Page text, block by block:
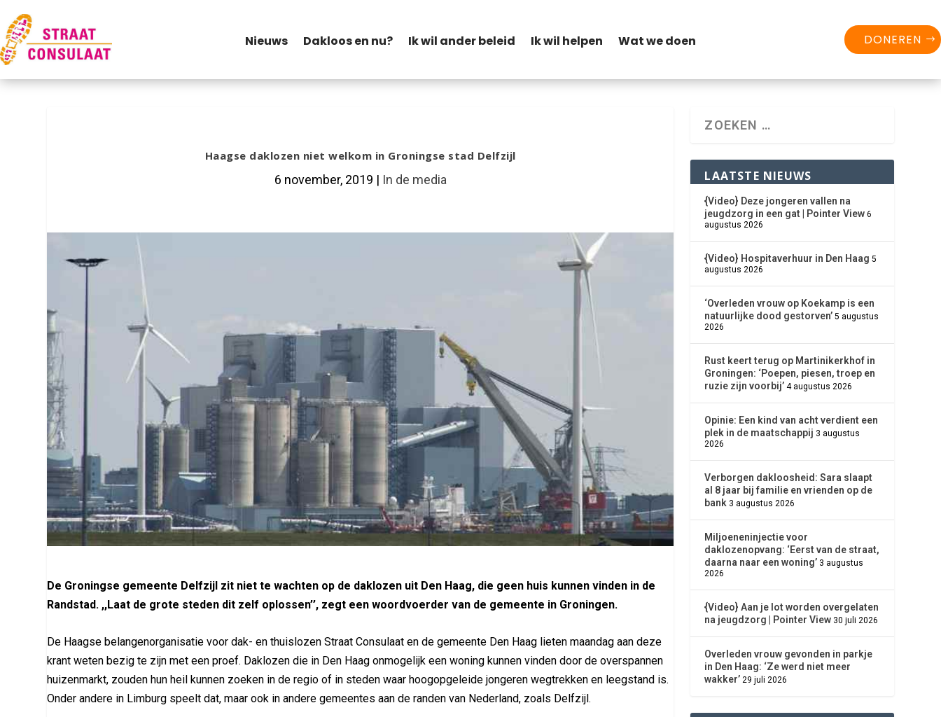
Nieuws Dakloos en nu? Ik wil ander beleid Ik wil helpen Wat we doen DONEREN
Haagse daklozen niet welkom in Groningse stad Delfzijl
6 november, 2019 | In de media
De Groningse gemeente Delfzijl zit niet te wachten op de daklozen uit Den Haag, die geen huis kunnen vinden in de
Randstad. ,,Laat de grote steden dit zelf oplossen’’, zegt een woordvoerder van de gemeente in Groningen.
De Haagse belangenorganisatie voor dak- en thuislozen Straat Consulaat en de gemeente Den Haag lieten maandag aan deze
krant weten bezig te zijn met een proef. Daklozen die in Den Haag onmogelijk een woning kunnen vinden door de overspannen
huizenmarkt, zouden hun heil kunnen zoeken in de regio of in steden waar hoogopgeleide jongeren wegtrekken en leegstand is.
Onder andere in Limburg speelt dat, maar ook in andere gemeentes aan de randen van Nederland, zoals Delfzijl.
LAATSTE NIEUWS
{Video} Deze jongeren vallen na
jeugdzorg in een gat | Pointer View 6
augustus 2026
{Video} Hospitaverhuur in Den Haag 5
augustus 2026
‘Overleden vrouw op Koekamp is een
natuurlijke dood gestorven’ 5 augustus
2026
Rust keert terug op Martinikerkhof in
Groningen: ‘Poepen, piesen, troep en
ruzie zijn voorbij’ 4 augustus 2026
Opinie: Een kind van acht verdient een
plek in de maatschappij 3 augustus
2026
Verborgen dakloosheid: Sara slaapt
al 8 jaar bij familie en vrienden op de
bank 3 augustus 2026
Miljoeneninjectie voor
daklozenopvang: ‘Eerst van de straat,
daarna naar een woning’ 3 augustus
2026
{Video} Aan je lot worden overgelaten
na jeugdzorg | Pointer View 30 juli 2026
Overleden vrouw gevonden in parkje
in Den Haag: ‘Ze werd niet meer
wakker’ 29 juli 2026